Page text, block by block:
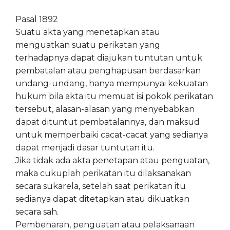
Pasal 1892
Suatu akta yang menetapkan atau
menguatkan suatu perikatan yang
terhadapnya dapat diajukan tuntutan untuk
pembatalan atau penghapusan berdasarkan
undang-undang, hanya mempunyai kekuatan
hukum bila akta itu memuat isi pokok perikatan
tersebut, alasan-alasan yang menyebabkan
dapat dituntut pembatalannya, dan maksud
untuk memperbaiki cacat-cacat yang sedianya
dapat menjadi dasar tuntutan itu.
Jika tidak ada akta penetapan atau penguatan,
maka cukuplah perikatan itu dilaksanakan
secara sukarela, setelah saat perikatan itu
sedianya dapat ditetapkan atau dikuatkan
secara sah.
Pembenaran, penguatan atau pelaksanaan